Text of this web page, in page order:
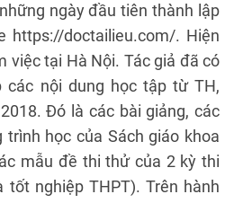
ngày đầu tiên thành lập
https://doctailieu.com/. Hiện
việc tại Hà Nội. Tác giả đã có
các nội dung học tập từ TH,
Đó là các bài giảng, các
trình học của Sách giáo khoa
mẫu đề thi thử của 2 kỳ thi
tốt nghiệp THPT). Trên hành